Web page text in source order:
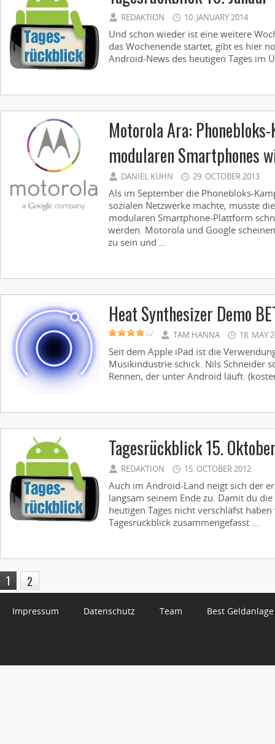
REDAKTION 10. JANUARY 2014
Und schon wieder ist eine weitere
das Wochenende startet, gibt es hier
Android-News des heutigen Tages im
Motorola Ara:
modularen Smartphones
DANIEL KUHN 29. OCTOBER 2013
Als im September die Phonebloks-
sozialen Netzwerke machte, musste
modularen Smartphone-Plattform
werden. Motorola und Google
zu sein und ...
Heat Synthesizer Demo
TAM HANNA 18. MAY
Seit dem Apple iPad ist die
Musikindustrie schick. Nils Schneider
Rennen, der unter Android läuft.
Tagesrückblick 15.
REDAKTION 15. OCTOBER 2012
Auch im Android-Land neigt sich der
langsam seinem Ende zu. Damit du
heutigen Tages nicht verschläfst
Tagesrückblick zusammengefasst ...
1 2
Impressum Datenschutz Team Best Geldanlage